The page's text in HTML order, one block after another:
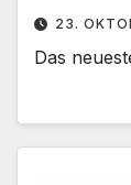
23.
Das